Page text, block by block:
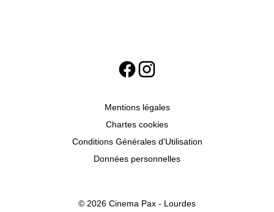
Mentions légales
Chartes cookies
Conditions Générales d'Utilisation
Données personnelles
© 2026 Cinema Pax - Lourdes